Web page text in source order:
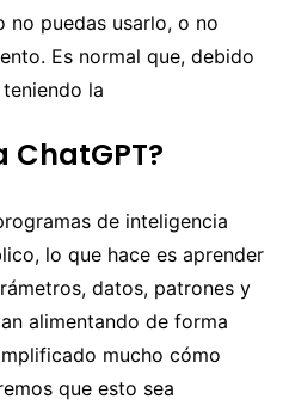
no puedas usarlo, o no
Es normal que, debido
la
ChatGPT?
de inteligencia
lo que hace es aprender
datos, patrones y
alimentando de forma
mucho cómo
que esto sea